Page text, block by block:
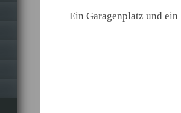
Ein Garagenplatz und